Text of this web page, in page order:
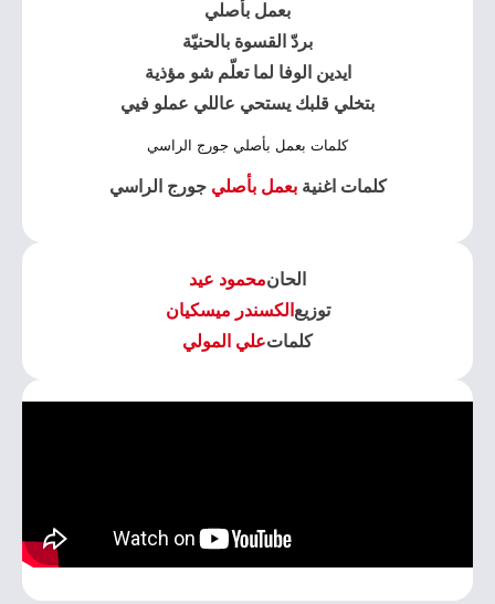
بعمل بأصلي
بردّ القسوة بالحنيّة
ايدين الوفا لما تعلّم شو مؤذية
بتخلي قلبك يستحي عاللي عملو فيي
كلمات بعمل بأصلي جورج الراسي
كلمات اغنيةبعمل بأصلي جورج الراسي
الحانمحمود عيد
توزيع الكسندر ميسكيان
كلماتعلي المولي